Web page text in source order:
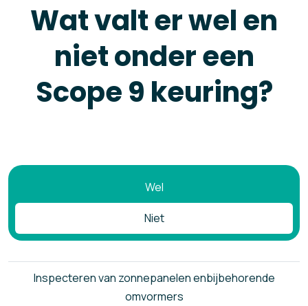
Wat valt er wel en
niet onder een
Scope 9 keuring?
Wel
Niet
Inspecteren van zonnepanelen enbijbehorende
omvormers